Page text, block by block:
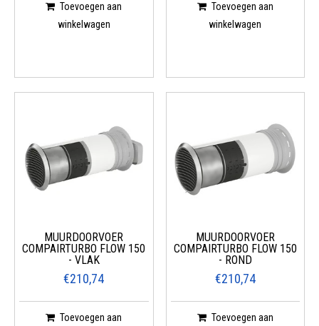
Toevoegen aan
winkelwagen
Toevoegen aan
winkelwagen
MUURDOORVOER
COMPAIRTURBO FLOW 150
- VLAK
€210,74
Toevoegen aan
MUURDOORVOER
COMPAIRTURBO FLOW 150
- ROND
€210,74
Toevoegen aan